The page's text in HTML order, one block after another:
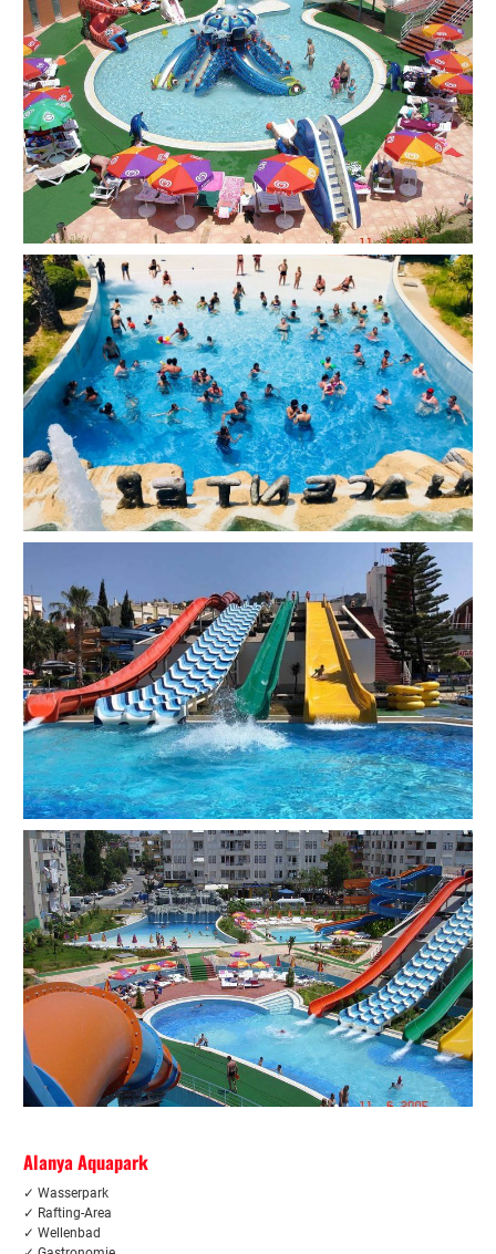
Alanya Aquapark
✓ Wasserpark
✓ Rafting-Area
✓ Wellenbad